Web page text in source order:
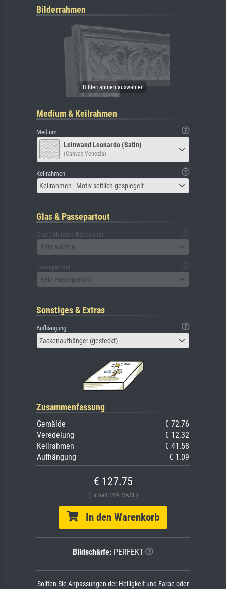
Bilderrahmen
Medium & Keilrahmen
Medium
Leinwand Leonardo (Satin)
(Canvas Venezia)
Keilrahmen
Keilrahmen - Motiv seitlich gespiegelt
Glas & Passepartout
Glas (inklusive Rückwand)
Bitte wählen
Passepartout
Kein Passepartout
Sonstiges & Extras
Aufhängung
Zackenaufhänger (gesteckt)
Zusammenfassung
Gemälde
€ 72.76
Veredelung
€ 12.32
Keilrahmen
€ 41.58
Aufhängung
€ 1.09
€ 127.75
(Enthält 19% MwSt.)
In den Warenkorb
Bildschärfe: PERFEKT
Sollten Sie Anpassungen der Helligkeit und Farbe oder